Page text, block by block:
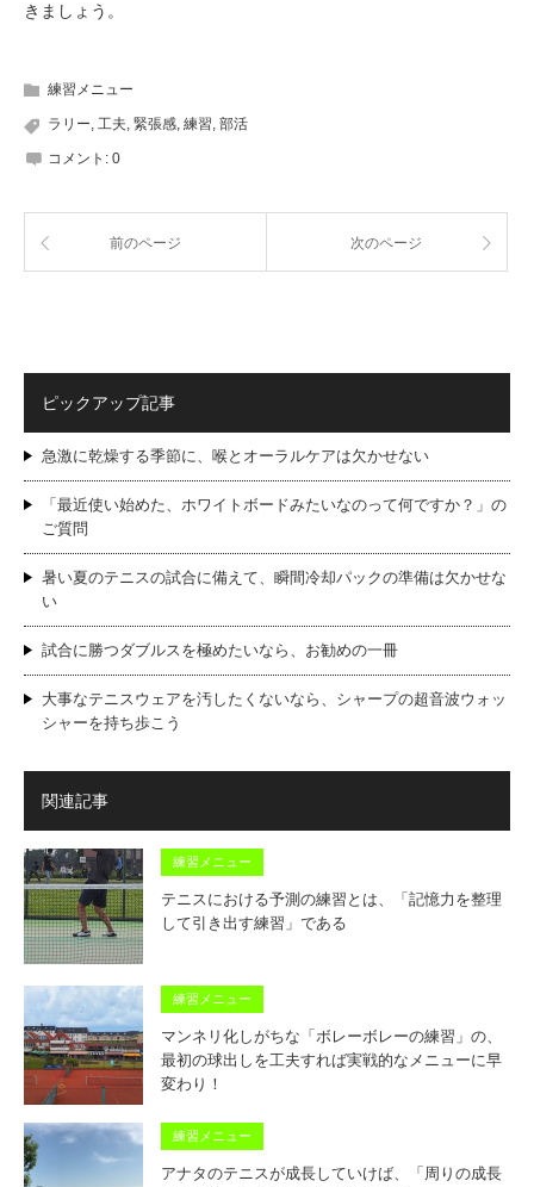
きましょう。
練習メニュー
ラリー, 工夫, 緊張感, 練習, 部活
コメント: 0
前のページ 次のページ
ピックアップ記事
急激に乾燥する季節に、喉とオーラルケアは欠かせない
「最近使い始めた、ホワイトボードみたいなのって何ですか？」の
ご質問
暑い夏のテニスの試合に備えて、瞬間冷却パックの準備は欠かせな
い
試合に勝つダブルスを極めたいなら、お勧めの一冊
大事なテニスウェアを汚したくないなら、シャープの超音波ウォッ
シャーを持ち歩こう
関連記事
練習メニュー
テニスにおける予測の練習とは、「記憶力を整理
して引き出す練習」である
練習メニュー
マンネリ化しがちな「ボレーボレーの練習」の、
最初の球出しを工夫すれば実戦的なメニューに早
変わり！
練習メニュー
アナタのテニスが成長していけば、「周りの成長